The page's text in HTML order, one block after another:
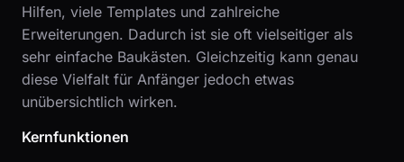
Hilfen, viele Templates und zahlreiche
Erweiterungen. Dadurch ist sie oft vielseitiger als
sehr einfache Baukästen. Gleichzeitig kann genau
diese Vielfalt für Anfänger jedoch etwas
unübersichtlich wirken.
Kernfunktionen